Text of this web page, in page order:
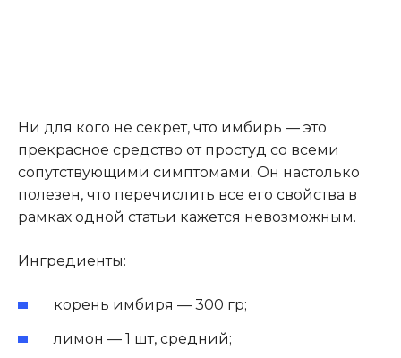
Ни для кого не секрет, что имбирь — это
прекрасное средство от простуд со всеми
сопутствующими симптомами. Он настолько
полезен, что перечислить все его свойства в
рамках одной статьи кажется невозможным.
Ингредиенты:
корень имбиря — 300 гр;
лимон — 1 шт, средний;